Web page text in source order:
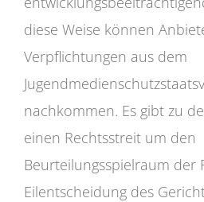
diese Weise können
Verpflichtungen aus dem
nachkommen. Es gibt zu
einen Rechtsstreit um den
Beurteilungsspielraum der
Eilentscheidung des